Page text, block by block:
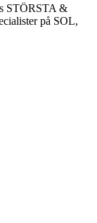
STÖRSTA &
på SOL,